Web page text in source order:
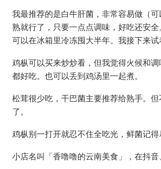
我最推荐的是白牛肝菌，非常容易做（
熟就行了，只要一点点调味，好吃还安
可以在冰箱里冷冻囤大半年。我接下来试
鸡枞可以买来炒炒看，但我觉得火候和
都好吃。也可以丢到鸡汤里一起煮。
松茸很少吃，干巴菌主要推荐给熟手。
了。
鸡枞别一打开就忍不住全吃光，鲜菌记得
小店名叫「香噜噜的云南美食」，在抖